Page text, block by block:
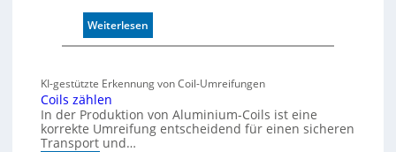
a
t
t
h
Weiterlesen
M
k
s
KI-gestützte Erkennung von Coil-Umreifungen
Coils zählen
In der Produktion von Aluminium-Coils ist eine
korrekte Umreifung entscheidend für einen sicheren
Transport und…